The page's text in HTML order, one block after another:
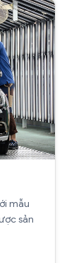
mẫu
sản